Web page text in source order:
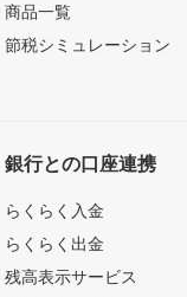
商品一覧
節税シミュレーション
銀行との口座連携
らくらく入金
らくらく出金
残高表示サービス